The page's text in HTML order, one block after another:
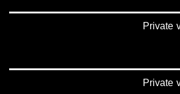
Private
Private